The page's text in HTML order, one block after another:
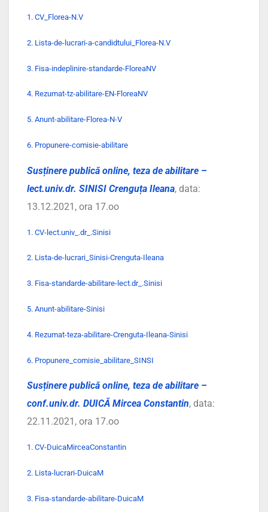
1. CV_Florea-N.V
2. Lista-de-lucrari-a-candidtului_Florea-N.V
3. Fisa-indeplinire-standarde-FloreaNV
4. Rezumat-tz-abilitare-EN-FloreaNV
5. Anunt-abilitare-Florea-N-V
6. Propunere-comisie-abilitare
Susținere publică online, teza de abilitare –
lect.univ.dr. SINISI Crenguța Ileana, data:
13.12.2021, ora 17.oo
1. CV-lect.univ_.dr_.Sinisi
2. Lista-de-lucrari_Sinisi-Crenguta-Ileana
3. Fisa-standarde-abilitare-lect.dr_.Sinisi
5. Anunt-abilitare-Sinisi
4. Rezumat-teza-abilitare-Crenguta-Ileana-Sinisi
6. Propunere_comisie_abilitare_SINSI
Susținere publică online, teza de abilitare –
conf.univ.dr. DUICĂ Mircea Constantin, data:
22.11.2021, ora 17.oo
1. CV-DuicaMirceaConstantin
2. Lista-lucrari-DuicaM
3. Fisa-standarde-abilitare-DuicaM